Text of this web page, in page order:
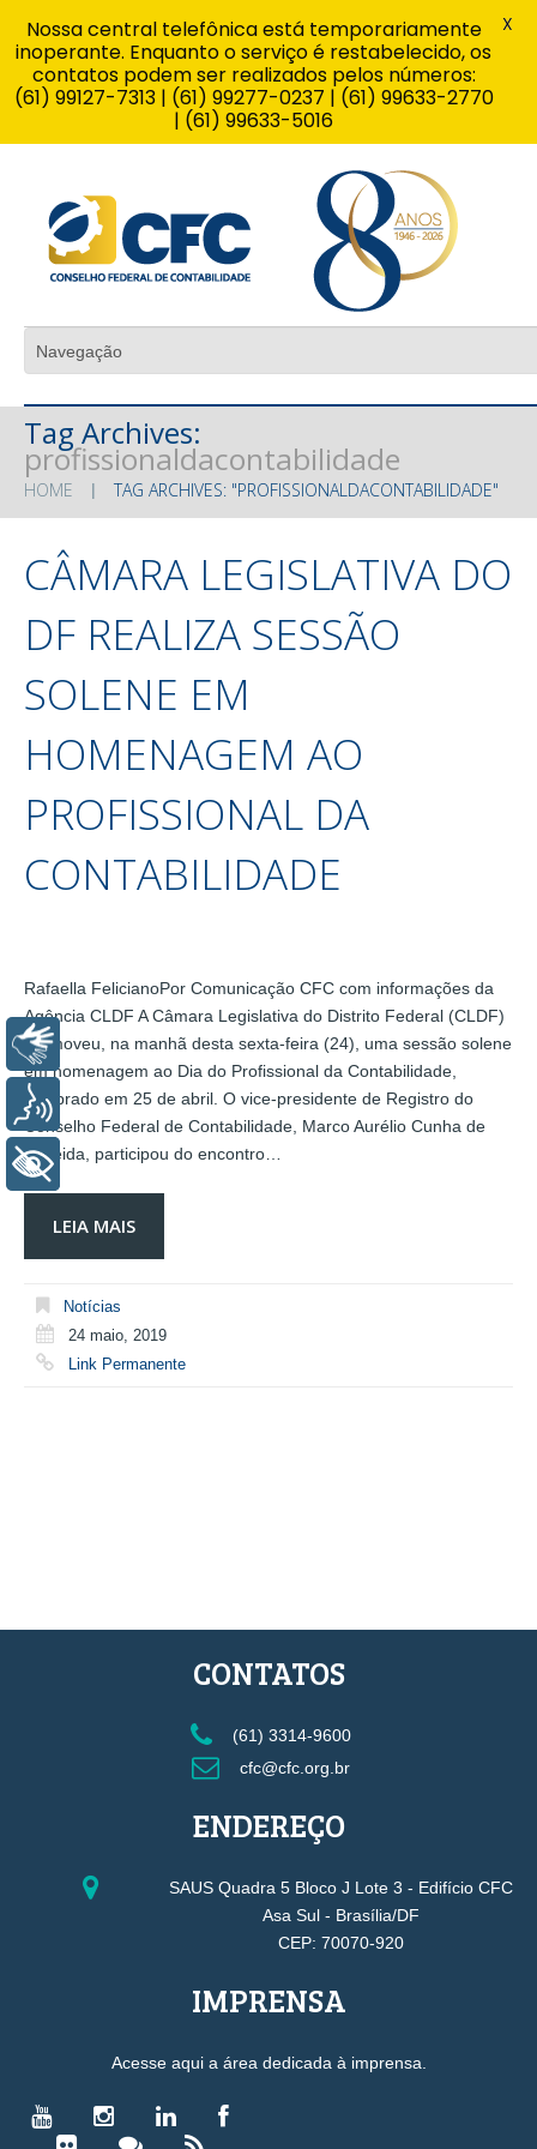
Tag Archives:
profissionaldacontabilidade
HOME TAG ARCHIVES: "PROFISSIONALDACONTABILIDADE"
CÂMARA LEGISLATIVA DO
DF REALIZA SESSÃO
SOLENE EM
HOMENAGEM AO
PROFISSIONAL DA
CONTABILIDADE
Rafaella FelicianoPor Comunicação CFC com informações da
Agência CLDF A Câmara Legislativa do Distrito Federal (CLDF)
promoveu, na manhã desta sexta-feira (24), uma sessão solene
em homenagem ao Dia do Profissional da Contabilidade,
celebrado em 25 de abril. O vice-presidente de Registro do
Conselho Federal de Contabilidade, Marco Aurélio Cunha de
Almeida, participou do encontro…
LEIA MAIS
Notícias
24 maio, 2019
Link Permanente
CONTATOS
(61) 3314-9600
cfc@cfc.org.br
ENDEREÇO
SAUS Quadra 5 Bloco J Lote 3 - Edifício CFC
Asa Sul - Brasília/DF
CEP: 70070-920
IMPRENSA
Acesse aqui a área dedicada à imprensa.
Nossa central telefônica está temporariamente
inoperante. Enquanto o serviço é restabelecido, os
contatos podem ser realizados pelos números:
(61) 99127-7313 | (61) 99277-0237 | (61) 99633-2770
| (61) 99633-5016
X
Libras
Voz
+ Acessibilidade